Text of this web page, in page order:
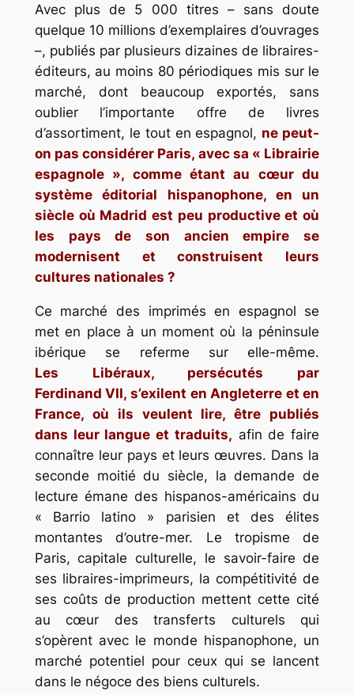
Avec plus de 5 000 titres – sans doute
quelque 10 millions d’exemplaires d’ouvrages
–, publiés par plusieurs dizaines de libraires-
éditeurs, au moins 80 périodiques mis sur le
marché, dont beaucoup exportés, sans
oublier l’importante offre de livres
d’assortiment, le tout en espagnol, ne peut-
on pas considérer Paris, avec sa « Librairie
espagnole », comme étant au cœur du
système éditorial hispanophone, en un
siècle où Madrid est peu productive et où
les pays de son ancien empire se
modernisent et construisent leurs
cultures nationales ?
Ce marché des imprimés en espagnol se
met en place à un moment où la péninsule
ibérique se referme sur elle-même.
Les Libéraux, persécutés par
Ferdinand VII, s’exilent en Angleterre et en
France, où ils veulent lire, être publiés
dans leur langue et traduits, afin de faire
connaître leur pays et leurs œuvres. Dans la
seconde moitié du siècle, la demande de
lecture émane des hispanos-américains du
« Barrio latino » parisien et des élites
montantes d’outre-mer. Le tropisme de
Paris, capitale culturelle, le savoir-faire de
ses libraires-imprimeurs, la compétitivité de
ses coûts de production mettent cette cité
au cœur des transferts culturels qui
s’opèrent avec le monde hispanophone, un
marché potentiel pour ceux qui se lancent
dans le négoce des biens culturels.